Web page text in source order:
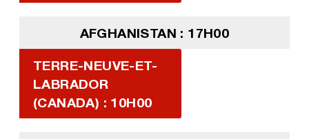
AFGHANISTAN : 17H00
TERRE-NEUVE-ET-
LABRADOR
(CANADA) : 10H00